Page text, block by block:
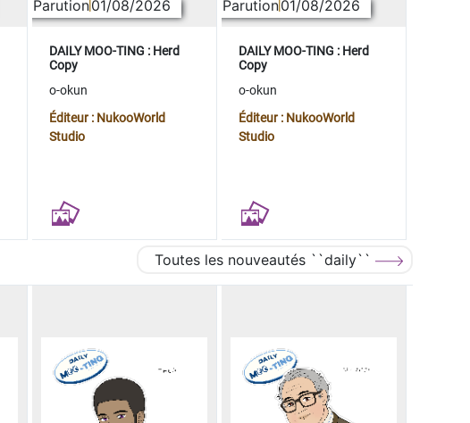
Parution01/08/2026
DAILY MOO-TING : Herd
Copy
o-okun
Éditeur : NukooWorld
Studio
Parution01/08/2026
DAILY MOO-TING : Herd
Copy
o-okun
Éditeur : NukooWorld
Studio
Toutes les nouveautés ``daily``